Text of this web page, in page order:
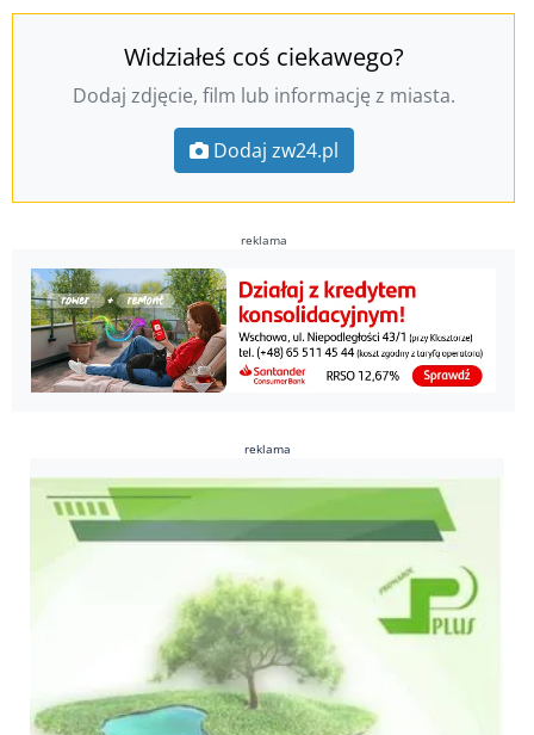
Widziałeś coś ciekawego?
Dodaj zdjęcie, film lub informację z miasta.
Dodaj zw24.pl
reklama
reklama